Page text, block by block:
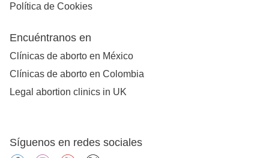
Política de Cookies
Encuéntranos en
Clínicas de aborto en México
Clínicas de aborto en Colombia
Legal abortion clinics in UK
Síguenos en redes sociales